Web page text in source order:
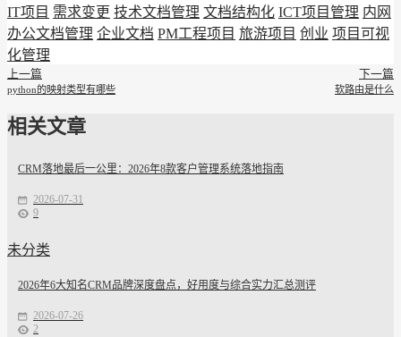
IT项目 需求变更 技术文档管理 文档结构化 ICT项目管理 内网
办公文档管理 企业文档 PM工程项目 旅游项目 创业 项目可视
化管理
上一篇
python的映射类型有哪些
下一篇
软路由是什么
相关文章
CRM落地最后一公里：2026年8款客户管理系统落地指南
2026-07-31
9
未分类
2026年6大知名CRM品牌深度盘点，好用度与综合实力汇总测评
2026-07-26
2